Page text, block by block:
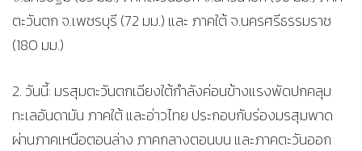
ตะวันตก จ.เพชรบุรี (72 มม.) และ ภาคใต้ จ.นครศรีธรรมราช
(180 มม.)
2. วันนี้: มรสุมตะวันตกเฉียงใต้กำลังค่อนข้างแรงพัดปกคลุม
ทะเลอันดามัน ภาคใต้ และอ่าวไทย ประกอบกับร่องมรสุมพาด
ผ่านภาคเหนือตอนล่าง ภาคกลางตอนบน และภาคตะวันออก